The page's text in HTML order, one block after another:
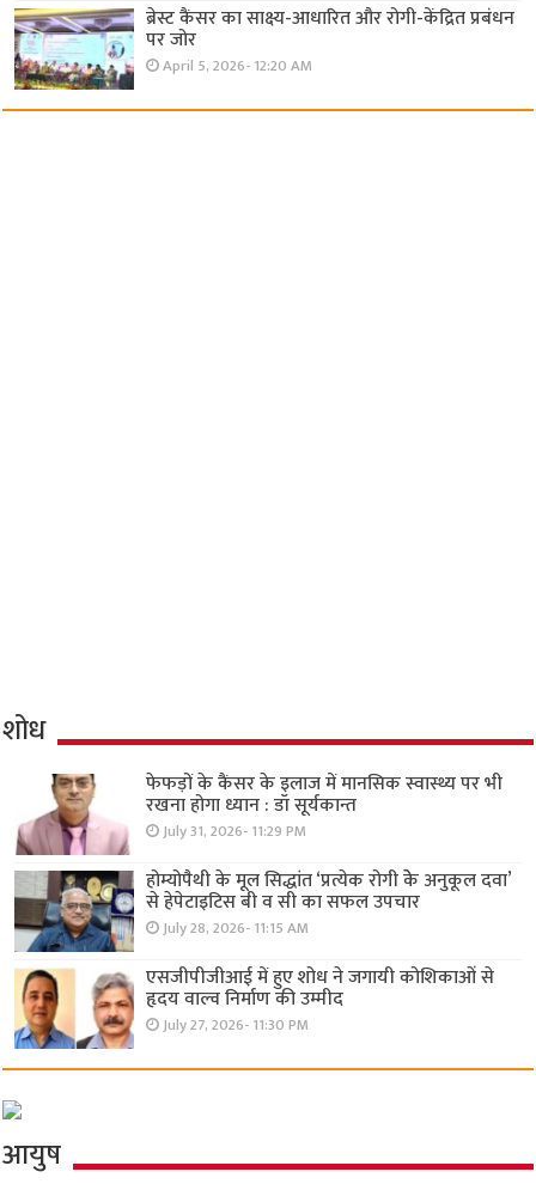
ब्रेस्ट कैंसर का साक्ष्य-आधारित और रोगी-केंद्रित प्रबंधन
पर जोर
April 5, 2026- 12:20 AM
शोध
फेफड़ों के कैंसर के इलाज में मानसिक स्वास्थ्य पर भी
रखना होगा ध्यान : डॉ सूर्यकान्त
July 31, 2026- 11:29 PM
होम्योपैथी के मूल सिद्धांत ‘प्रत्येक रोगी केे अनुकूल दवा’
से हेपेटाइटिस बी व सी का सफल उपचार
July 28, 2026- 11:15 AM
एसजीपीजीआई में हुए शोध ने जगायी कोशिकाओं से
हृदय वाल्व निर्माण की उम्मीद
July 27, 2026- 11:30 PM
आयुष